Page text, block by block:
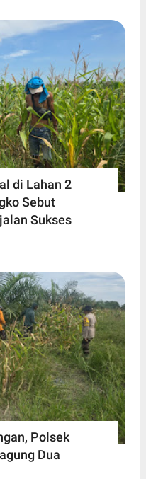
di Lahan 2
Sebut
Sukses
Polsek
Dua